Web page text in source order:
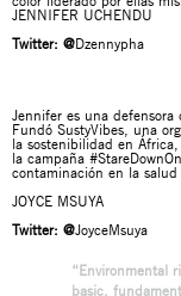
JENNIFER UCHENDU
Twitter: @Dzennypha
Jennifer es una
Fundó SustyVibes, una
la sostenibilidad en
la campaña
contaminación en la salud
JOYCE MSUYA
Twitter: @JoyceMsuya
“Environmental
basic,